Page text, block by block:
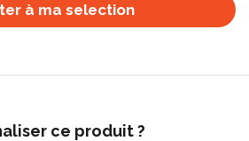
à ma selection
ce produit ?